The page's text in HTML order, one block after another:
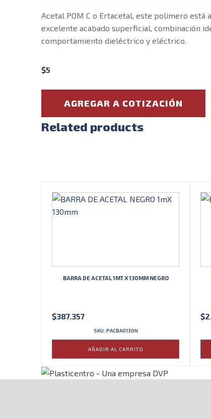
Acetal POM C o Ertacetal, este polimero
excelente acabado superficial, combinación
comportamiento dieléctrico y eléctrico.
$5
AGREGAR A COTIZACIÓN
Related products
BARRA DE ACETAL 1MT X 130MM NEGRO
$387.357
SKU: PACBA0130N
AÑADIR AL CARRITO
$